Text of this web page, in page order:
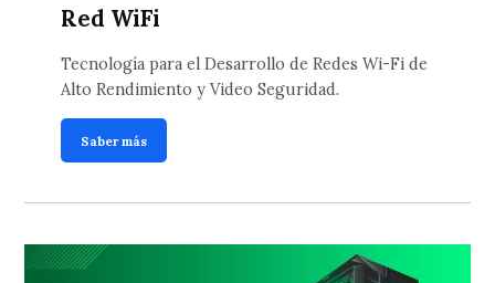
Red WiFi
Tecnología para el Desarrollo de Redes Wi-Fi de
Alto Rendimiento y Video Seguridad.
Saber más